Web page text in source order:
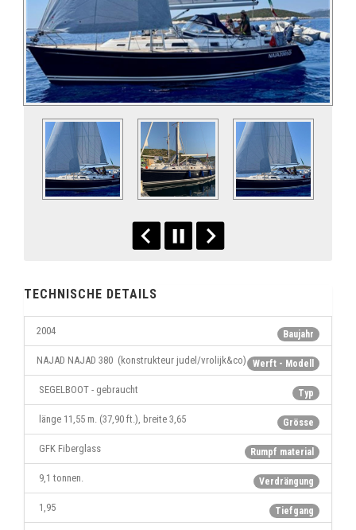
TECHNISCHE DETAILS
Baujahr
2004
Werft - Modell
NAJAD NAJAD 380 (konstrukteur judel/vrolijk&co)
Typ
SEGELBOOT - gebraucht
Grösse
länge 11,55 m. (37,90 ft.), breite 3,65
Rumpf material
GFK Fiberglass
Verdrängung
9,1 tonnen.
Tiefgang
1,95